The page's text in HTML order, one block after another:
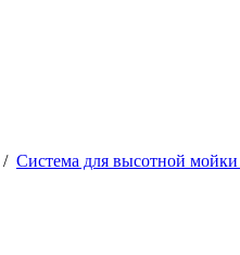
/ Система для высотной